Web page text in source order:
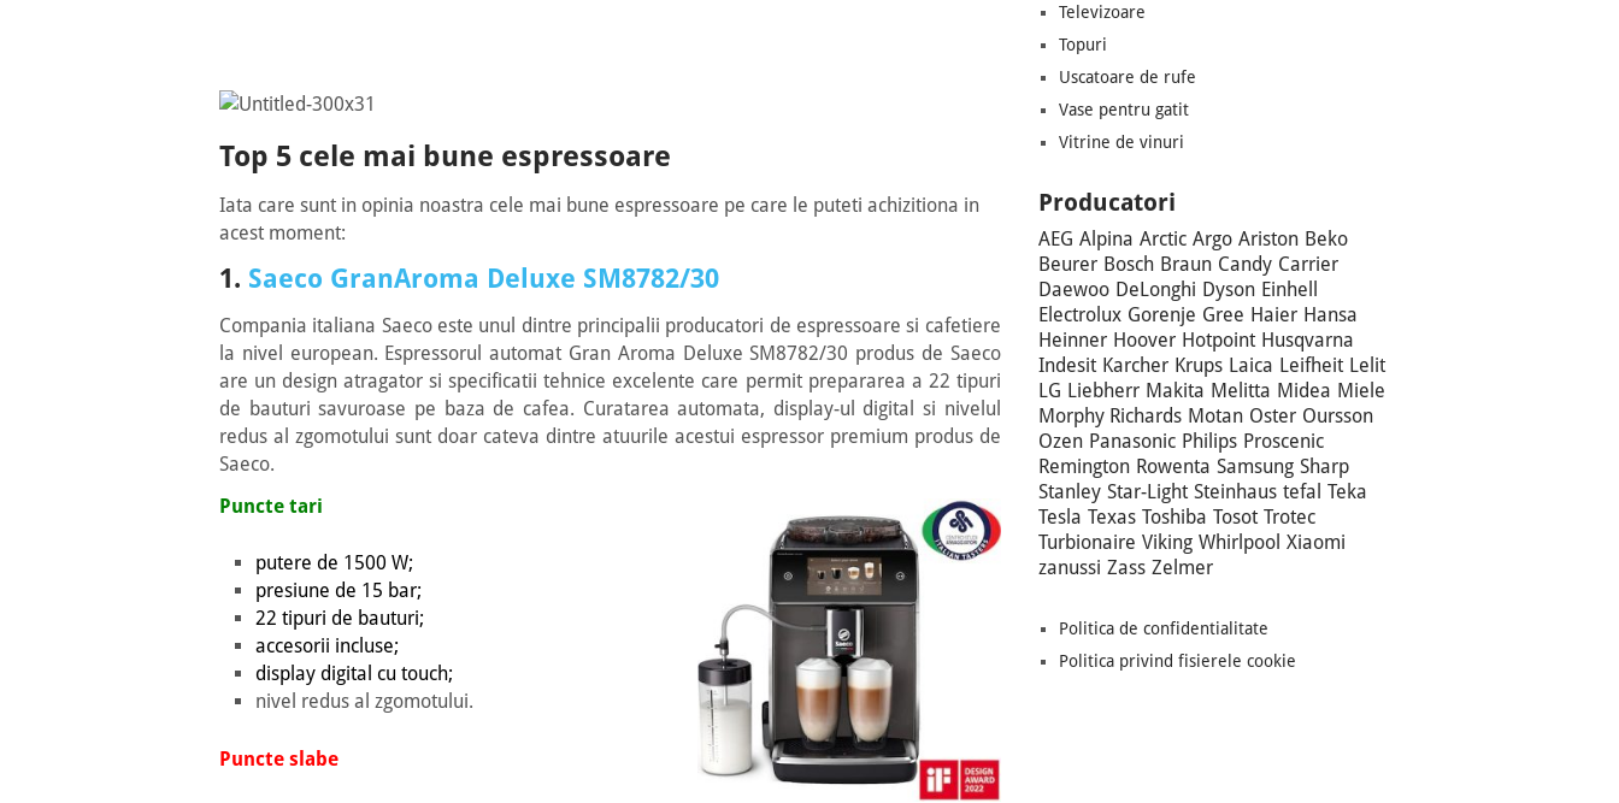
Top 5 cele mai bune espressoare
Iata care sunt in opinia noastra cele mai bune espressoare pe care le puteti achizitiona in
acest moment:
1. Saeco GranAroma Deluxe SM8782/30
Compania italiana Saeco este unul dintre principalii producatori de espressoare si cafetiere
la nivel european. Espressorul automat Gran Aroma Deluxe SM8782/30 produs de Saeco
are un design atragator si specificatii tehnice excelente care permit prepararea a 22 tipuri
de bauturi savuroase pe baza de cafea. Curatarea automata, display-ul digital si nivelul
redus al zgomotului sunt doar cateva dintre atuurile acestui espressor premium produs de
Saeco.
Puncte tari
putere de 1500 W;
presiune de 15 bar;
22 tipuri de bauturi;
accesorii incluse;
display digital cu touch;
nivel redus al zgomotului.
Puncte slabe
Televizoare
Topuri
Uscatoare de rufe
Vase pentru gatit
Vitrine de vinuri
Producatori
AEG Alpina Arctic Argo Ariston Beko
Beurer Bosch Braun Candy Carrier
Daewoo DeLonghi Dyson Einhell
Electrolux Gorenje Gree Haier Hansa
Heinner Hoover Hotpoint Husqvarna
Indesit Karcher Krups Laica Leifheit Lelit
LG Liebherr Makita Melitta Midea Miele
Morphy Richards Motan Oster Oursson
Ozen Panasonic Philips Proscenic
Remington Rowenta Samsung Sharp
Stanley Star-Light Steinhaus tefal Teka
Tesla Texas Toshiba Tosot Trotec
Turbionaire Viking Whirlpool Xiaomi
zanussi Zass Zelmer
Politica de confidentialitate
Politica privind fisierele cookie